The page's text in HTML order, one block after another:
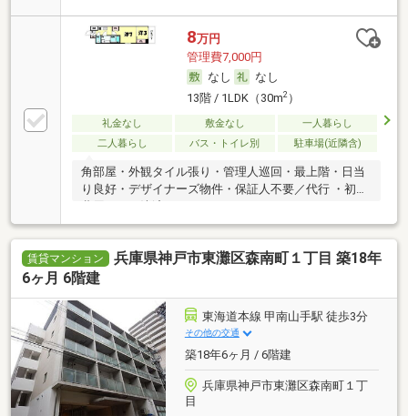
8万円
管理費7,000円
なし
なし
13階 / 1LDK（30m2）
礼金なし 敷金なし
一人暮らし
二人暮らし
バス・トイレ別 駐車場(近隣含)
角部屋・外観タイル張り・管理人巡回・最上階・日当
り良好・デザイナーズ物件・保証人不要／代行 ・初期
賃貸マンション
兵庫県神戸市東灘区森南町１丁目 築18年
6ヶ月 6階建
東海道本線 甲南山手駅 徒歩3分
その他の交通
築18年6ヶ月 / 6階建
兵庫県神戸市東灘区森南町１丁
目